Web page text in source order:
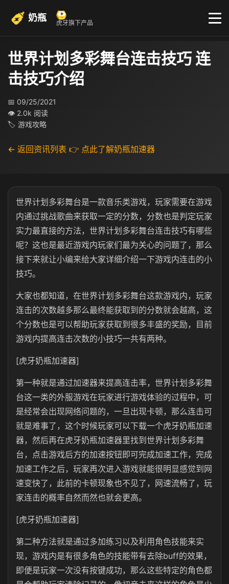
奶瓶 虎牙旗下产品
世界计划多彩舞台连击技巧 连
击技巧介绍
📅 09/25/2021
👁 2.0k 阅读
🏷 游戏攻略
← 返回资讯列表 👉 点此了解奶瓶加速器
世界计划多彩舞台是一款音乐类游戏，玩家需要在游戏
内通过挑战歌曲来获取一定的分数，分数也是判定玩家
实力最直接的方法，世界计划多彩舞台连击技巧有哪些
呢？这也是最近游戏内玩家们最为关心的问题了，那么
接下来就让小编来给大家详细介绍一下游戏内连击的小
技巧。
大家也都知道，在世界计划多彩舞台这款游戏内，玩家
连击的次数越多那么最终能获取到的分数就会越高，这
个分数也是可以帮助玩家获取到很多丰盛的奖励，目前
游戏内提高连击次数的小技巧一共有两种。
[虎牙奶瓶加速器]
第一种就是通过加速器来提高连击率，世界计划多彩舞
台这一类的外服游戏在玩家进行游戏体验的过程中，可
是经常会出现网络问题的，一旦出现卡顿，那么连击可
就是难事了，这个时候玩家可以下载一个虎牙奶瓶加速
器，然后再在虎牙奶瓶加速器里找到世界计划多彩舞
台，点击游戏后方的加速按钮即可完成加速工作，完成
加速工作之后，玩家再次进入游戏就能很明显感觉到网
速变快了，此前的卡顿现象也不见了，网速流畅了，玩
家连击的概率自然而然也就会更高。
[虎牙奶瓶加速器]
第二种方法就是通过多加练习以及利用角色技能来实
现，游戏内是有很多角色的技能带有去除buff的效果，
即便是玩家一次没有按键成功，那么这些特定的角色都